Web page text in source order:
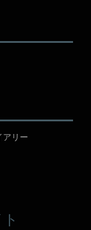
アリー